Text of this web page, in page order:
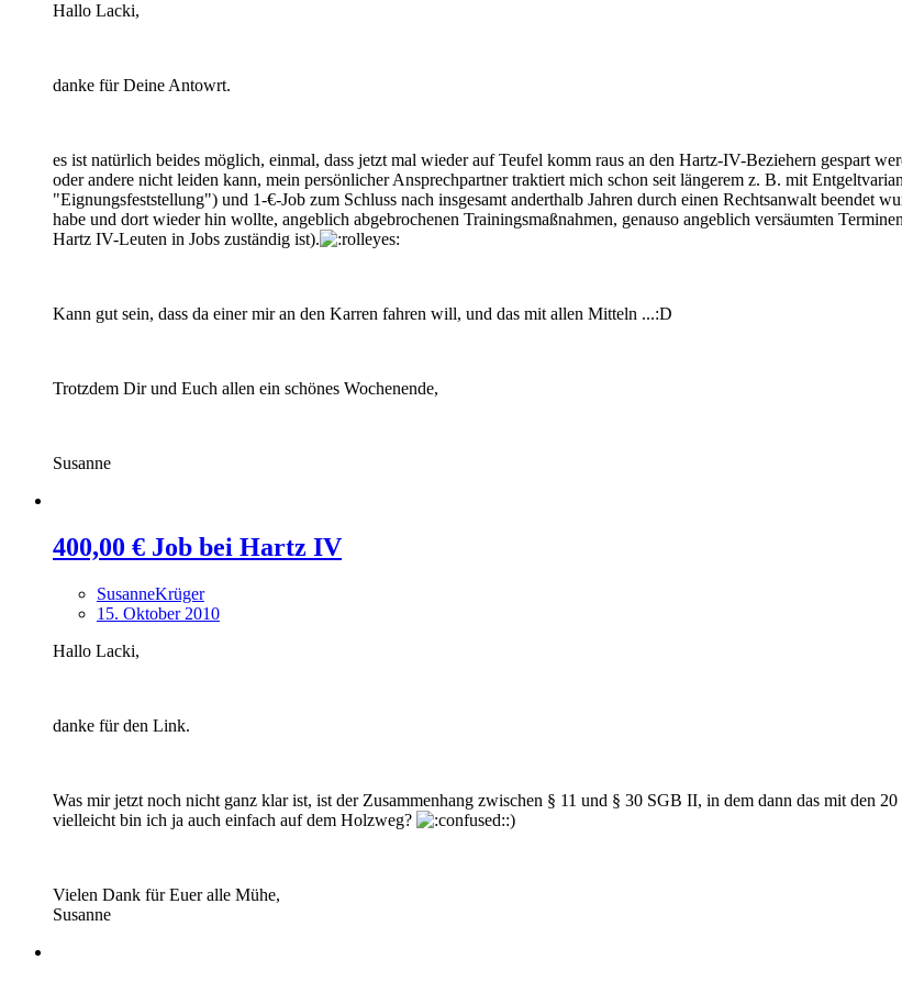
Hallo Lacki,
danke für Deine Antowrt.
es ist natürlich beides möglich, einmal, dass jetzt mal wieder auf Teufel komm raus an den Hartz-IV-Beziehern gespart
oder andere nicht leiden kann, mein persönlicher Ansprechpartner traktiert mich schon seit längerem z. B. mit
"Eignungsfeststellung") und 1-€-Job zum Schluss nach insgesamt anderthalb Jahren durch einen Rechtsanwalt beendet
habe und dort wieder hin wollte, angeblich abgebrochenen Trainingsmaßnahmen, genauso angeblich versäumten
Hartz IV-Leuten in Jobs zuständig ist).
Kann gut sein, dass da einer mir an den Karren fahren will, und das mit allen Mitteln ...:D
Trotzdem Dir und Euch allen ein schönes Wochenende,
Susanne
400,00 € Job bei Hartz IV
SusanneKrüger
15. Oktober 2010
Hallo Lacki,
danke für den Link.
Was mir jetzt noch nicht ganz klar ist, ist der Zusammenhang zwischen § 11 und § 30 SGB II, in dem dann das mit den
vielleicht bin ich ja auch einfach auf dem Holzweg?
:)
Vielen Dank für Euer alle Mühe,
Susanne